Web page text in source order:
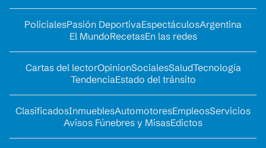
PolicialesPasión DeportivaEspectáculosArgentina
El MundoRecetasEn las redes
Cartas del lectorOpinionSocialesSaludTecnología
TendenciaEstado del tránsito
ClasificadosInmueblesAutomotoresEmpleosServicios
Avisos Fúnebres y MisasEdictos